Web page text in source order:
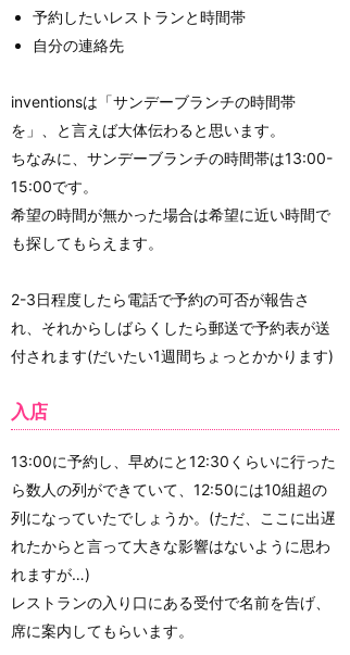
予約したいレストランと時間帯
自分の連絡先
inventionsは「サンデーブランチの時間帯
を」、と言えば大体伝わると思います。
ちなみに、サンデーブランチの時間帯は13:00-
15:00です。
希望の時間が無かった場合は希望に近い時間で
も探してもらえます。
2-3日程度したら電話で予約の可否が報告さ
れ、それからしばらくしたら郵送で予約表が送
付されます(だいたい1週間ちょっとかかります)
入店
13:00に予約し、早めにと12:30くらいに行った
ら数人の列ができていて、12:50には10組超の
列になっていたでしょうか。(ただ、ここに出遅
れたからと言って大きな影響はないように思わ
れますが…)
レストランの入り口にある受付で名前を告げ、
席に案内してもらいます。